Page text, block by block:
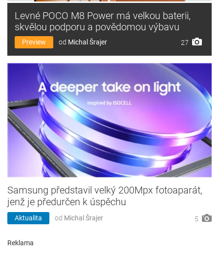
Levné POCO M8 Power má velkou baterii,
skvělou podporu a povědomou výbavu
Preview od Michal Šrajer 27
Samsung představil velký 200Mpx fotoaparát,
jenž je předurčen k úspěchu
Aktualita od Michal Šrajer 5
Reklama